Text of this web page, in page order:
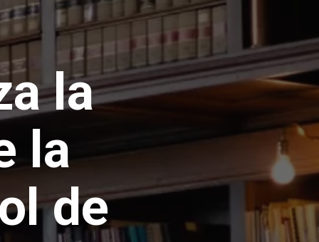
la
la
de